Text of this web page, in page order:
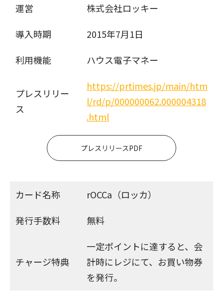
運営
株式会社ロッキー
導入時期
2015年7月1日
利用機能
ハウス電子マネー
プレスリリー
ス
https://prtimes.jp/main/htm
l/rd/p/000000062.000004318
.html
プレスリリースPDF
カード名称
rOCCa（ロッカ）
発行手数料
無料
チャージ特典
一定ポイントに達すると、会
計時にレジにて、お買い物券
を発行。